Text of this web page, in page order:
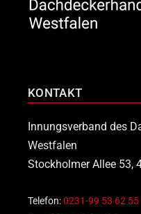
KONTAKT
Innungsverband des
Westfalen
Stockholmer Allee 53,
Telefon:0231-99 53 62 55